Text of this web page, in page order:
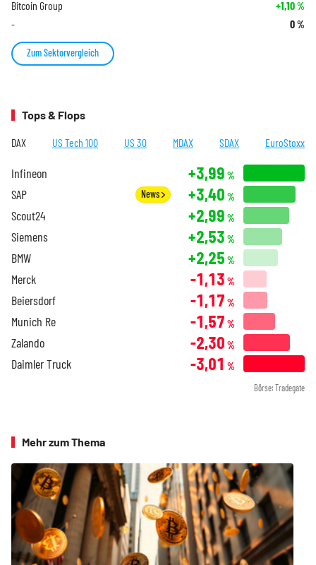
Bitcoin Group +1,10%
- 0%
Zum Sektorvergleich
Tops & Flops
DAX US Tech 100 US 30 MDAX SDAX EuroStoxx
Infineon +3,99 %
SAP News +3,40 %
Scout24 +2,99 %
Siemens +2,53 %
BMW +2,25 %
Merck -1,13 %
Beiersdorf -1,17 %
Munich Re -1,57 %
Zalando -2,30 %
Daimler Truck -3,01 %
Börse: Tradegate
Mehr zum Thema